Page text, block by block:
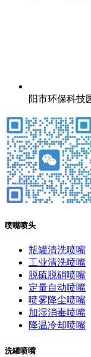
阳市环保科技
喷嘴喷头
瓶罐清洗喷嘴
工业清洗喷嘴
脱硫脱硝喷嘴
定量自动喷嘴
喷雾降尘喷嘴
加湿消毒喷嘴
降温冷却喷嘴
洗罐喷嘴